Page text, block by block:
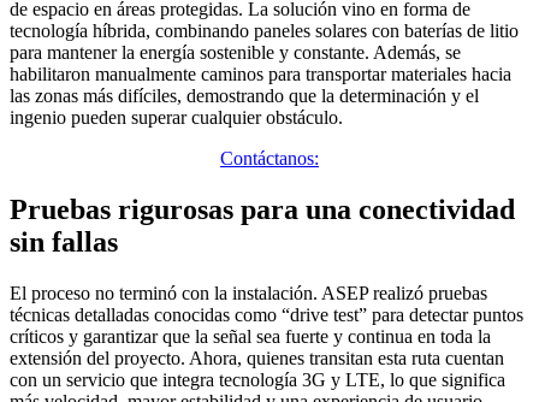
de espacio en áreas protegidas. La solución vino en forma de
tecnología híbrida, combinando paneles solares con baterías de litio
para mantener la energía sostenible y constante. Además, se
habilitaron manualmente caminos para transportar materiales hacia
las zonas más difíciles, demostrando que la determinación y el
ingenio pueden superar cualquier obstáculo.
Contáctanos:
Pruebas rigurosas para una conectividad
sin fallas
El proceso no terminó con la instalación. ASEP realizó pruebas
técnicas detalladas conocidas como “drive test” para detectar puntos
críticos y garantizar que la señal sea fuerte y continua en toda la
extensión del proyecto. Ahora, quienes transitan esta ruta cuentan
con un servicio que integra tecnología 3G y LTE, lo que significa